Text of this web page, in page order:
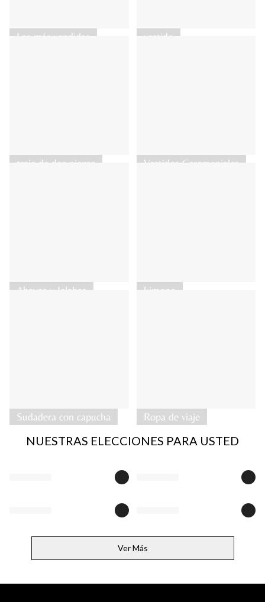
Las más vendidas vestido
traje de dos piezas Vestidos Ceremoniales
Abayas y Jelabas kimono
Sudadera con capucha Ropa de viaje
NUESTRAS ELECCIONES PARA USTED
Ver Más